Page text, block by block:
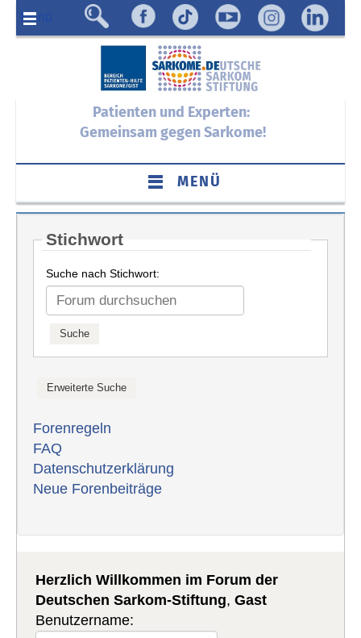
Menü
Patienten und Experten:
Gemeinsam gegen Sarkome!
MENÜ
Stichwort
Suche nach Stichwort:
Forenregeln
FAQ
Datenschutzerklärung
Neue Forenbeiträge
Herzlich Willkommen im Forum der
Deutschen Sarkom-Stiftung,Gast
Benutzername: